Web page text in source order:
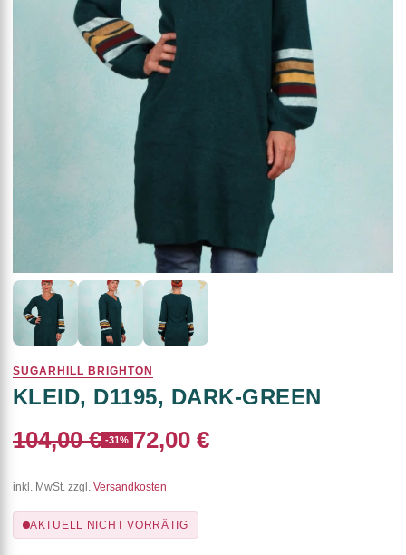
SUGARHILL BRIGHTON
KLEID, D1195, DARK-GREEN
104,00 € -31% 72,00 €
inkl. MwSt. zzgl. Versandkosten
AKTUELL NICHT VORRÄTIG